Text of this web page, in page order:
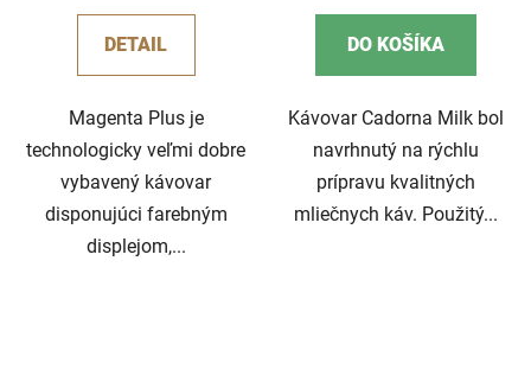
DETAIL
Magenta Plus je
technologicky veľmi dobre
vybavený kávovar
disponujúci farebným
displejom,...
DO KOŠÍKA
Kávovar Cadorna Milk bol
navrhnutý na rýchlu
prípravu kvalitných
mliečnych káv. Použitý...